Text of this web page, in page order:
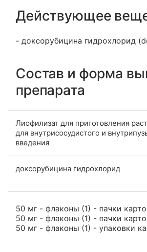
Действующее
- доксорубицина гидрохлорид
Состав и форма
препарата
Лиофилизат для приготовления
для внутрисосудистого и
введения
доксорубицина гидрохлорид
50 мг - флаконы (1) - пачки
50 мг - флаконы (1) - пачки
50 мг - флаконы (1) - упаковки